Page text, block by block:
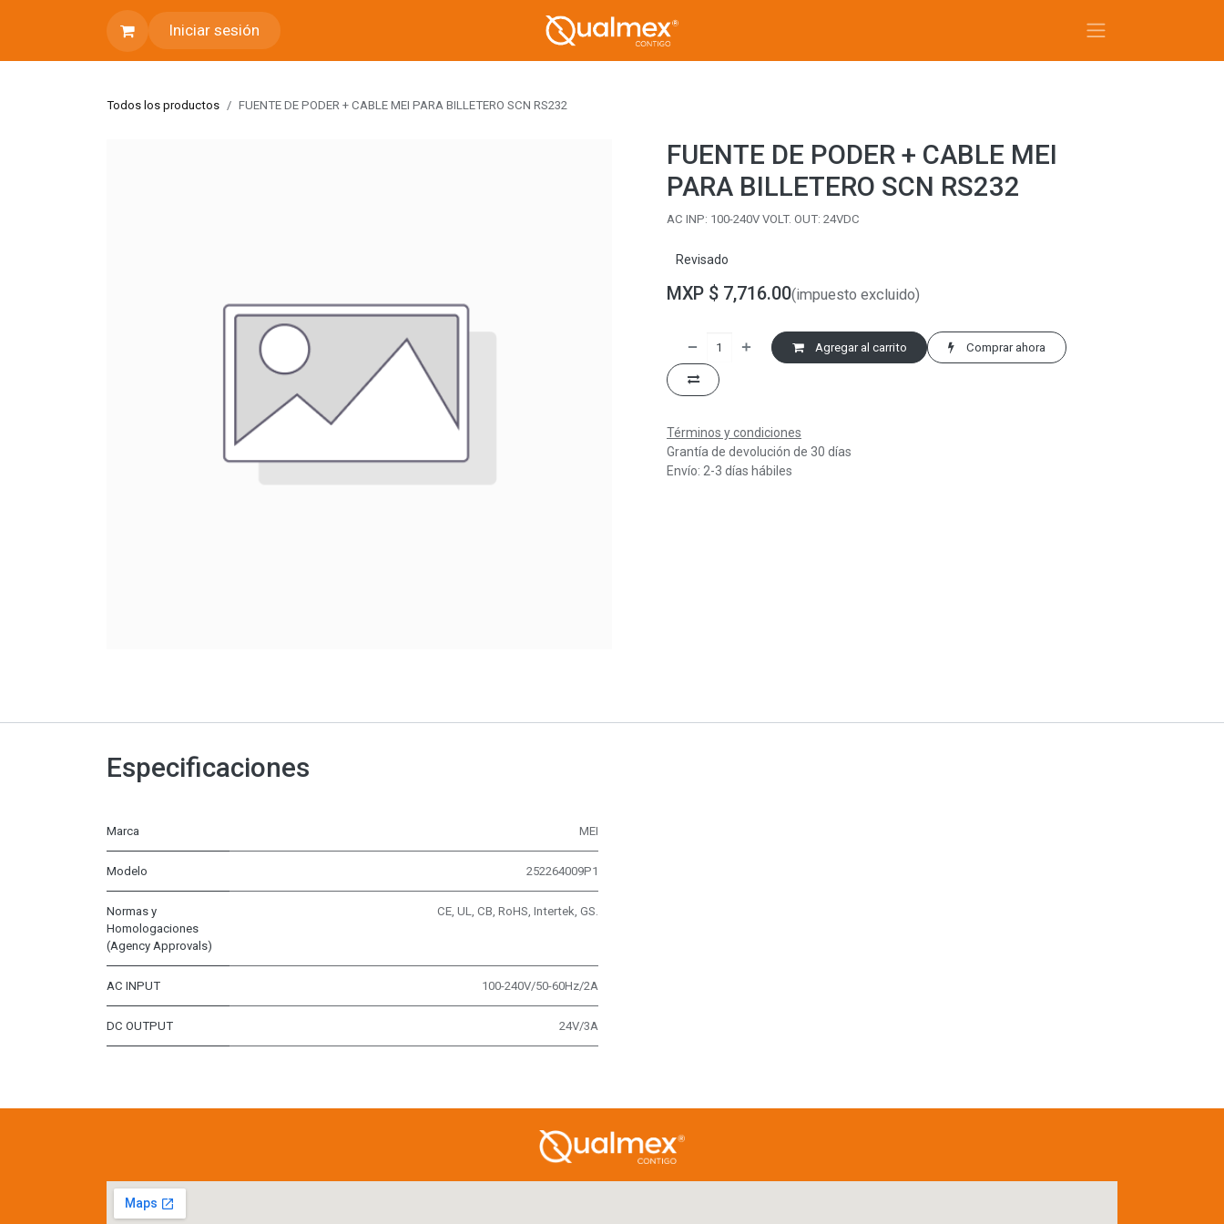
Iniciar sesión
Todos los productos FUENTE DE PODER + CABLE MEI PARA BILLETERO SCN RS232
FUENTE DE PODER + CABLE MEI
PARA BILLETERO SCN RS232
AC INP: 100-240V VOLT. OUT: 24VDC
Revisado
MXP $ 7,716.00(impuesto excluido)
Agregar al carrito Comprar ahora
Términos y condiciones
Grantía de devolución de 30 días
Envío: 2-3 días hábiles
Especificaciones
Marca MEI
Modelo 252264009P1
Normas y
Homologaciones
(Agency Approvals)
CE, UL, CB, RoHS, Intertek, GS.
AC INPUT 100-240V/50-60Hz/2A
DC OUTPUT 24V/3A